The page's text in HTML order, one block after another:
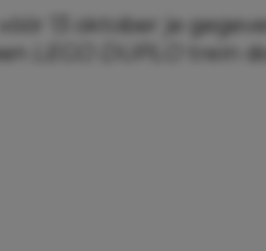
13 oktober je
trein